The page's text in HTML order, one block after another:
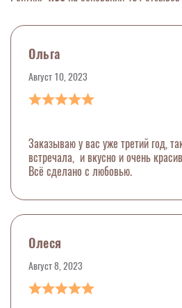
Ольга
Август 10, 2023
Заказываю у вас уже третий год,
встречала, и вкусно и очень
Всё сделано с любовью.
Олеся
Август 8, 2023